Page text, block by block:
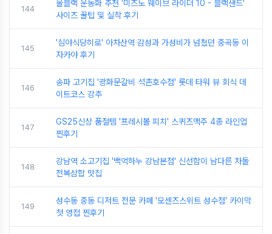
144
올블랙 운동화 추천 '미즈노 웨이브 라이더 10 - 블랙샌드'
사이즈 꿀팁 및 실착 후기
145
'심야식당히로' 아차산역 감성과 가성비가 넘쳤던 중곡동 이
자카야 후기
146
송파 고기집 '광화문갈비 석촌호수점' 롯데 타워 뷰 회식 데
이트코스 강추
147
GS25신상 품절템 '프레시볼 피치' 스퀴즈맥주 4종 라인업
찐후기
148
강남역 소고기집 '백억하누 강남본점' 신선함이 남다른 차돌
전복삼합 맛집
149
성수동 중동 디저트 전문 카페 '모센즈스위트 성수점' 카이막
첫 영접 찐후기